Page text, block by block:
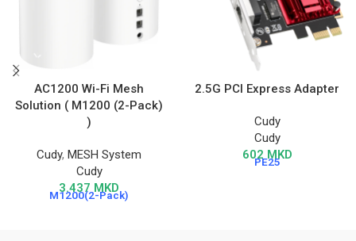
AC1200 Wi-Fi Mesh
Solution ( M1200 (2-Pack)
)
Cudy, MESH System
Cudy
3.437 MKD
M1200(2-Pack)
2.5G PCI Express Adapter
Cudy
Cudy
602 MKD
PE25